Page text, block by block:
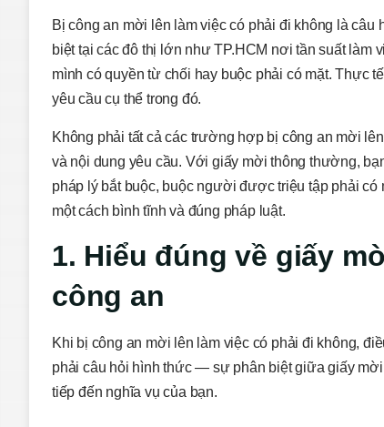
Bị công an mời lên làm việc có phải đi không là
biệt tại các đô thị lớn như TP.HCM nơi tần suất làm
mình có quyền từ chối hay buộc phải có mặt. Thực
yêu cầu cụ thể trong đó.
Không phải tất cả các trường hợp bị công an mời
và nội dung yêu cầu. Với giấy mời thông thường,
pháp lý bắt buộc, buộc người được triệu tập phải
một cách bình tĩnh và đúng pháp luật.
1. Hiểu đúng về giấy
công an
Khi bị công an mời lên làm việc có phải đi không,
phải câu hỏi hình thức — sự phân biệt giữa giấy
tiếp đến nghĩa vụ của bạn.